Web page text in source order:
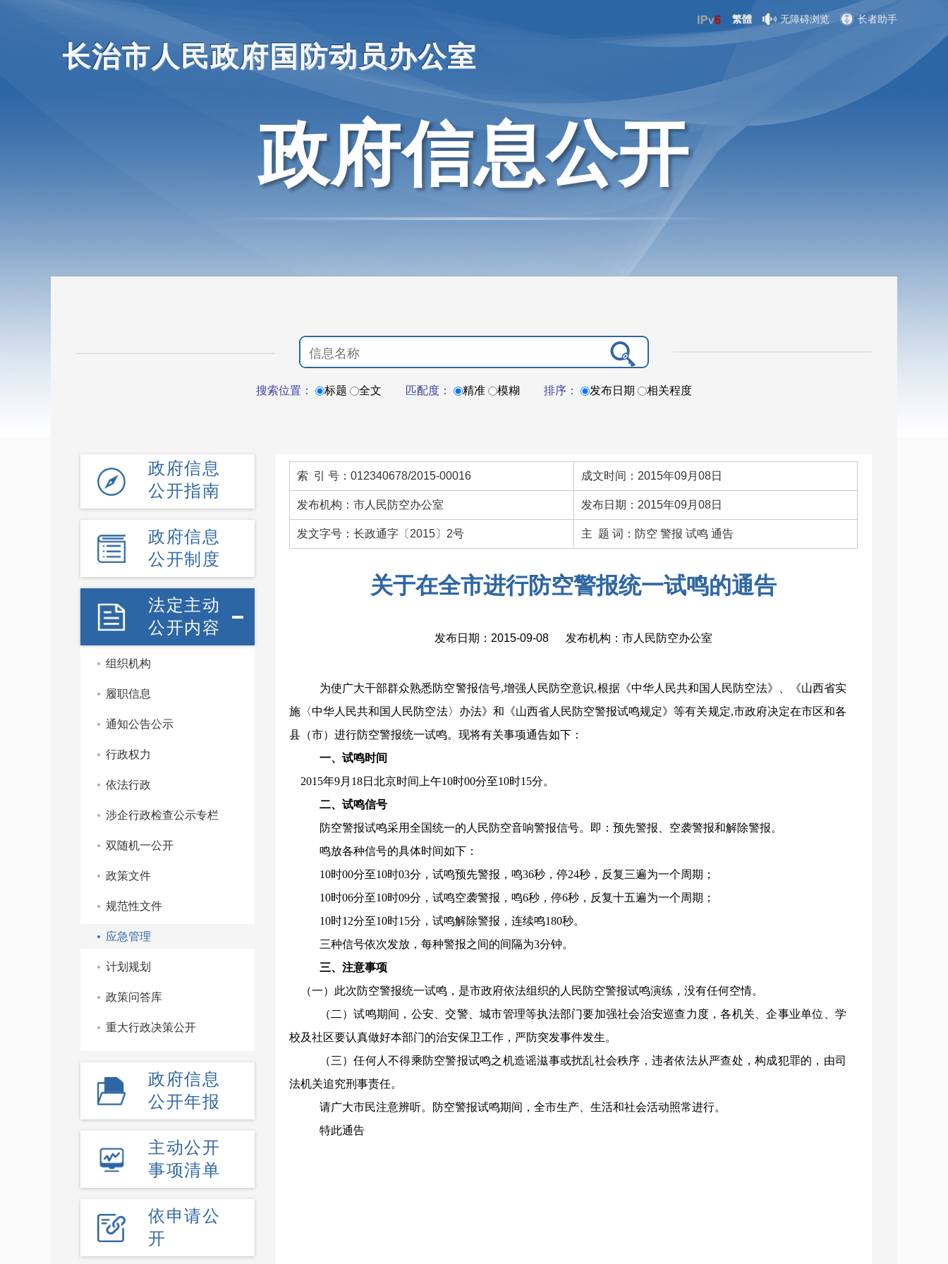
长治市人民政府国防动员办公室
繁體 无障碍浏览 长者助手
政府信息公开
搜索位置： 标题 全文 匹配度： 精准 模糊 排序： 发布日期 相关程度
政府信息
公开指南
政府信息
公开制度
法定主动
公开内容
组织机构
履职信息
通知公告公示
行政权力
依法行政
涉企行政检查公示专栏
双随机一公开
政策文件
规范性文件
应急管理
计划规划
政策问答库
重大行政决策公开
政府信息
公开年报
主动公开
事项清单
依申请公
开
索 引 号：012340678/2015-00016 成文时间：2015年09月08日
发布机构：市人民防空办公室 发布日期：2015年09月08日
发文字号：长政通字〔2015〕2号 主 题 词：防空 警报 试鸣 通告
关于在全市进行防空警报统一试鸣的通告
发布日期：2015-09-08 发布机构：市人民防空办公室
为使广大干部群众熟悉防空警报信号,增强人民防空意识,根据《中华人民共和国人民防空法》、《山西省实
施〈中华人民共和国人民防空法〉办法》和《山西省人民防空警报试鸣规定》等有关规定,市政府决定在市区和各
县（市）进行防空警报统一试鸣。现将有关事项通告如下：
一、 试鸣时间
201 5年9月18日北京时间上午10时00分至10时15分。
二、 试鸣信号
防空警报试鸣采用全国统一的人民防空音响警报信号。即：预先警报、空袭警报和解除警报。
鸣放各种信号的具体时间如下：
10时00分至10时03分，试鸣预先警报，鸣36秒，停24秒，反复三遍为一个周期；
10时06分至10时09分，试鸣空袭警报，鸣6秒，停6秒，反复十五遍为一个周期；
10时12分至10时15分，试鸣解除警报，连续鸣180秒。
三种信号依次发放，每种警报之间的间隔为3分钟。
三、 注意事项
（一）此次防空警报统一试鸣，是市政府依法组织的人民防空警报试鸣演练，没有任何空情。
（二）试鸣期间，公安、交警、城市管理等执法部门要加强社会治安巡查力度，各机关、企事业单位、学
校及社区要认真做好本部门的治安保卫工作，严防突发事件发生。
（三）任何人不得乘防空警报试鸣之机造谣滋事或扰乱社会秩序，违者依法从严查处，构成犯罪的，由司
法机关追究刑事责任。
请广大市民注意辨听。防空警报试鸣期间，全市生产、生活和社会活动照常进行。
特此通告